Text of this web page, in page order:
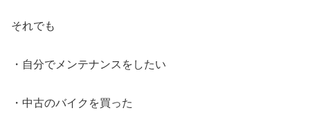
それでも
・自分でメンテナンスをしたい
・中古のバイクを買った